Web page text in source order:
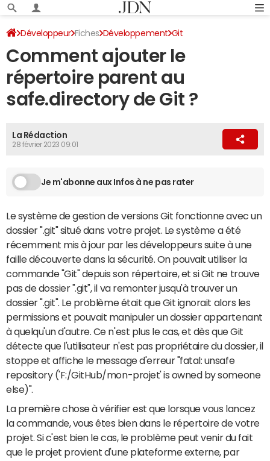
Développeur Fiches Développement Git
Comment ajouter le
répertoire parent au
safe.directory de Git ?
La Rédaction
28 février 2023 09:01
Je m'abonne aux Infos à ne pas rater
Le système de gestion de versions Git fonctionne avec un
dossier ".git" situé dans votre projet. Le système a été
récemment mis à jour par les développeurs suite à une
faille découverte dans la sécurité. On pouvait utiliser la
commande "Git" depuis son répertoire, et si Git ne trouve
pas de dossier ".git", il va remonter jusqu'à trouver un
dossier ".git". Le problème était que Git ignorait alors les
permissions et pouvait manipuler un dossier appartenant
à quelqu'un d'autre. Ce n'est plus le cas, et dès que Git
détecte que l'utilisateur n'est pas propriétaire du dossier, il
stoppe et affiche le message d'erreur "fatal: unsafe
repository ('F:/GitHub/mon-projet' is owned by someone
else)".
La première chose à vérifier est que lorsque vous lancez
la commande, vous êtes bien dans le répertoire de votre
projet. Si c'est bien le cas, le problème peut venir du fait
que le projet provient d'une plateforme externe, par